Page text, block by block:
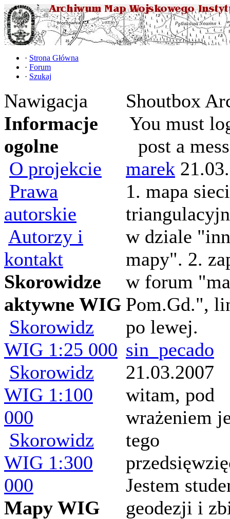
· Strona Główna
· Forum
· Szukaj
Nawigacja
Informacje
ogolne
O projekcie
Prawa
autorskie
Autorzy i
kontakt
Skorowidze
aktywne WIG
Skorowidz
WIG 1:25 000
Skorowidz
WIG 1:100
000
Skorowidz
WIG 1:300
000
Mapy WIG
Shoutbox
You must
post a
marek
1. mapa sieci
w dziale
mapy". 2.
w forum
Pom.Gd.",
po lewej.
sin_pecado
21.03.2007
witam, pod
wrażeniem
tego
Jestem
geodezji i